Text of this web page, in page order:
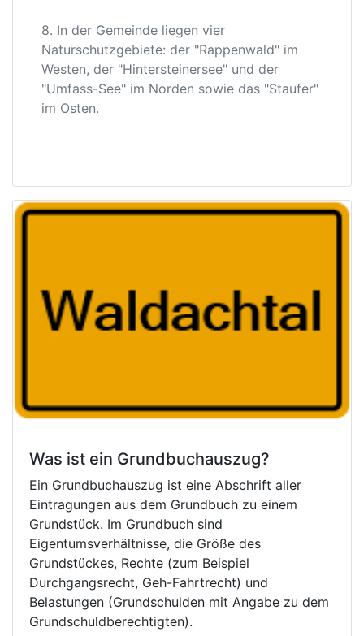
8. In der Gemeinde liegen vier
Naturschutzgebiete: der "Rappenwald" im
Westen, der "Hintersteinersee" und der
"Umfass-See" im Norden sowie das "Staufer"
im Osten.
Was ist ein Grundbuchauszug?
Ein Grundbuchauszug ist eine Abschrift aller
Eintragungen aus dem Grundbuch zu einem
Grundstück. Im Grundbuch sind
Eigentumsverhältnisse, die Größe des
Grundstückes, Rechte (zum Beispiel
Durchgangsrecht, Geh-Fahrtrecht) und
Belastungen (Grundschulden mit Angabe zu dem
Grundschuldberechtigten).